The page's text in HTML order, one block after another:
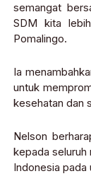
semangat
SDM kita
Pomalingo.
Ia
untuk
kesehatan dan
Nelson
kepada seluruh
Indonesia pada